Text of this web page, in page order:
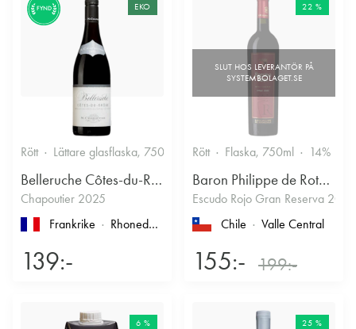
FYND EKO
Rött Lättare glasflaska, 750ml 13.5% Kryddigt & Mustigt
Belleruche Côtes-du-Rhône
Chapoutier 2025
Frankrike
Rhonedalen , Côtes du Rhône
139:-
22 %
Rött Flaska, 750ml 14%
Baron Philippe de Rothschild Chile SA
Escudo Rojo Gran Reserva 2022
Chile
Valle Central
155:- 199:-
6 % 25 %